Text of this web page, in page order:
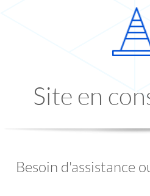
Site en
Besoin d'assistance